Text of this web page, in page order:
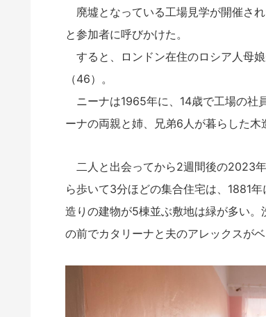
廃墟となっている工場見学が開催さ
と参加者に呼びかけた。
すると、ロンドン在住のロシア人母
（46）。
ニーナは1965年に、14歳で工場の社
ーナの両親と姉、兄弟6人が暮らした木
二人と出会ってから2週間後の2023
ら歩いて3分ほどの集合住宅は、1881
造りの建物が5棟並ぶ敷地は緑が多い
の前でカタリーナと夫のアレックスが